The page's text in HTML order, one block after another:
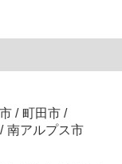
/ 町田市 /
/ 南アルプス市